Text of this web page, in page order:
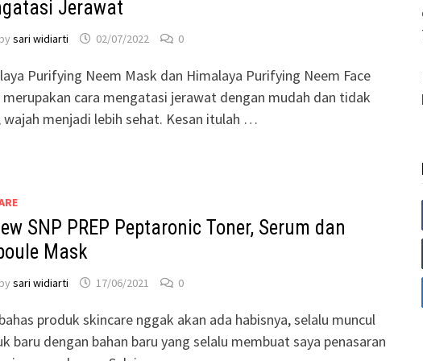
Jerawat
sari widiarti 02/07/2022 0
Purifying Neem Mask dan Himalaya Purifying Neem Face
merupakan cara mengatasi jerawat dengan mudah dan tidak
menjadi lebih sehat. Kesan itulah …
SNP PREP Peptaronic Toner, Serum dan
Mask
sari widiarti 17/06/2021 0
produk skincare nggak akan ada habisnya, selalu muncul
baru dengan bahan baru yang selalu membuat saya penasaran